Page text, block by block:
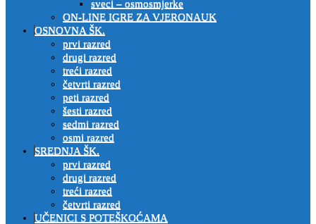
sveci – osmosmjerke
ON-LINE IGRE ZA VJERONAUK
OSNOVNA ŠK.
prvi razred
drugi razred
treći razred
četvrti razred
peti razred
šesti razred
sedmi razred
osmi razred
SREDNJA ŠK.
prvi razred
drugi razred
treći razred
četvrti razred
UČENICI S POTEŠKOĆAMA